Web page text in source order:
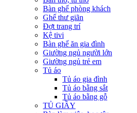
Bàn ghế phòng khách
Ghế thư giãn
Đợt trang trí
Kệ tivi
Bàn ghế ăn gia đình
Giường ngủ người lớn
Giường ngủ trẻ em
Tủ áo
Tủ áo gia đình
Tủ áo bằng sắt
Tủ áo bằng gỗ
TỦ GIẦY